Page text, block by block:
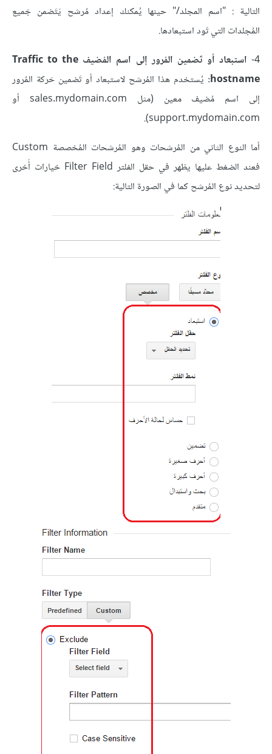
التالية : "اسم المجلد/" حينها يُمكنك إعداد مُرشح يَتَضمن جَميع
المُجلدات التي تَود استبعادها.
4-
استبعاد أو تَضمين المُرور إلى اسم المُضيف Traffic to the
hostname: يُستخدم هذا المُرشح لاستبعاد أو تَضمين حَركة المُرور
إلى اسم مُضيف معين (مثل sales.mydomain.com أو
support.mydomain.com).
أما النوع الثاني من المُرشحات وهو المُرشحات المُخصصة Custom
فعند الضغط عليها يظهر في حقل الفلتر Filter Field خيارات أُخرى
لتحديد نوع المُرشح كما في الصورة التالية: